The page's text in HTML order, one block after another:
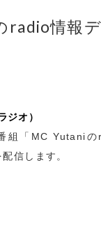
radio情報
ジオ）
組「MC Yutani
信します。